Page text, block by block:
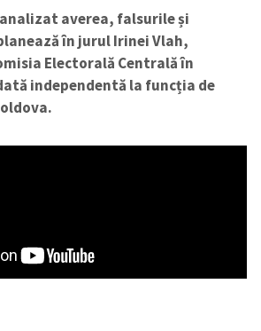
averea, falsurile și
în jurul Irinei Vlah,
Electorală Centrală în
independentă la funcția de